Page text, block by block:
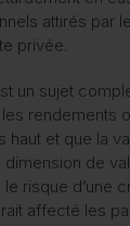
attirés par
privée.
un sujet
rendements
haut et que la
dimension de
risque d’une
affecté les